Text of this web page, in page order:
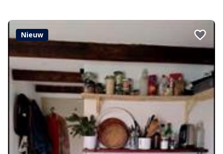
Nieuw